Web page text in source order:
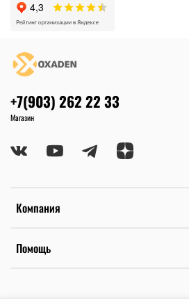
Компания
Помощь
+7(903) 262 22 33
Магазин